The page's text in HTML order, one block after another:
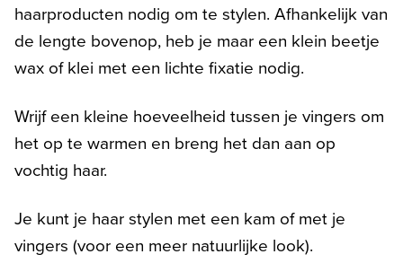
haarproducten nodig om te stylen. Afhankelijk van
de lengte bovenop, heb je maar een klein beetje
wax of klei met een lichte fixatie nodig.
Wrijf een kleine hoeveelheid tussen je vingers om
het op te warmen en breng het dan aan op
vochtig haar.
Je kunt je haar stylen met een kam of met je
vingers (voor een meer natuurlijke look).